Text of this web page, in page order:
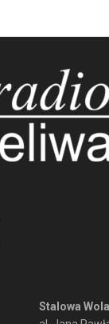
Stalowa Wola